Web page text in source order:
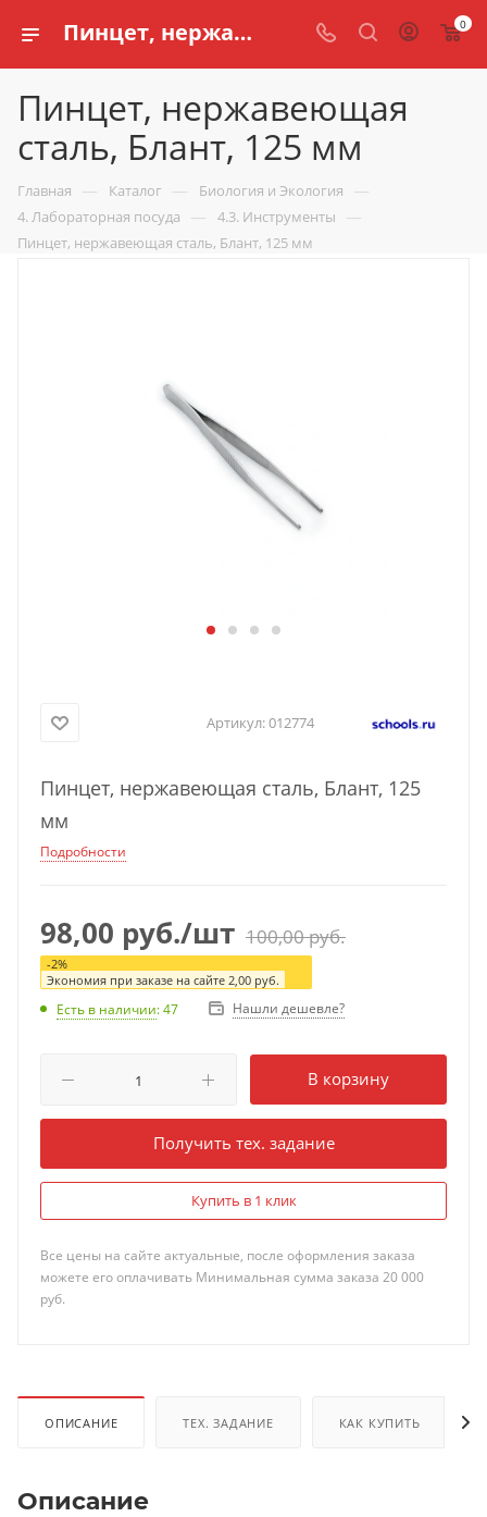
Пинцет, нержавеющая сталь, Блант, 125 мм купить по доступной цене в интернет магазине schools.ru 0
Пинцет, нержавеющая
сталь, Блант, 125 мм
Главная — Каталог — Биология и Экология —
4. Лабораторная посуда — 4.3. Инструменты —
Пинцет, нержавеющая сталь, Блант, 125 мм
Артикул:012774
Пинцет, нержавеющая сталь, Блант, 125
мм
Подробности
98,00 руб./шт 100,00руб.
-2%
Экономия при заказе на сайте 2,00 руб.
Есть в наличии: 47 Нашли дешевле?
В корзину
Получить тех. задание
Купить в 1 клик
Все цены на сайте актуальные, после оформления заказа
можете его оплачивать Минимальная сумма заказа 20 000
руб.
ОПИСАНИЕ ТЕХ. ЗАДАНИЕ КАК КУПИТЬ
Описание